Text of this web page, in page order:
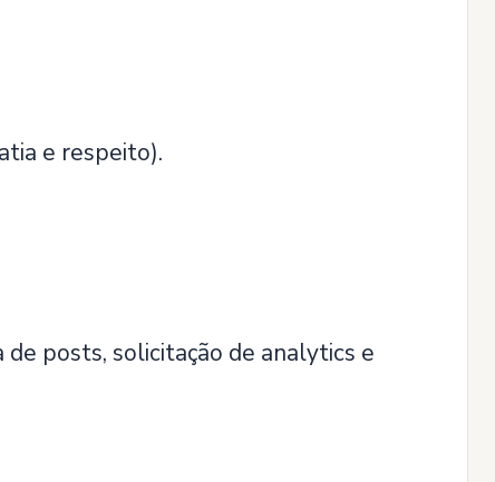
e respeito).
posts, solicitação de analytics e